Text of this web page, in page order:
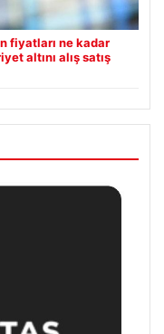
fiyatları ne kadar
altını alış satış